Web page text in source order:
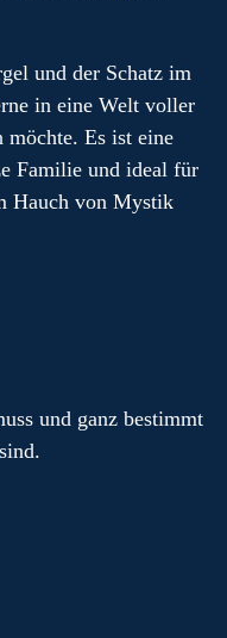
und der Schatz im
in eine Welt voller
möchte. Es ist eine
Familie und ideal für
Hauch von Mystik
und ganz bestimmt